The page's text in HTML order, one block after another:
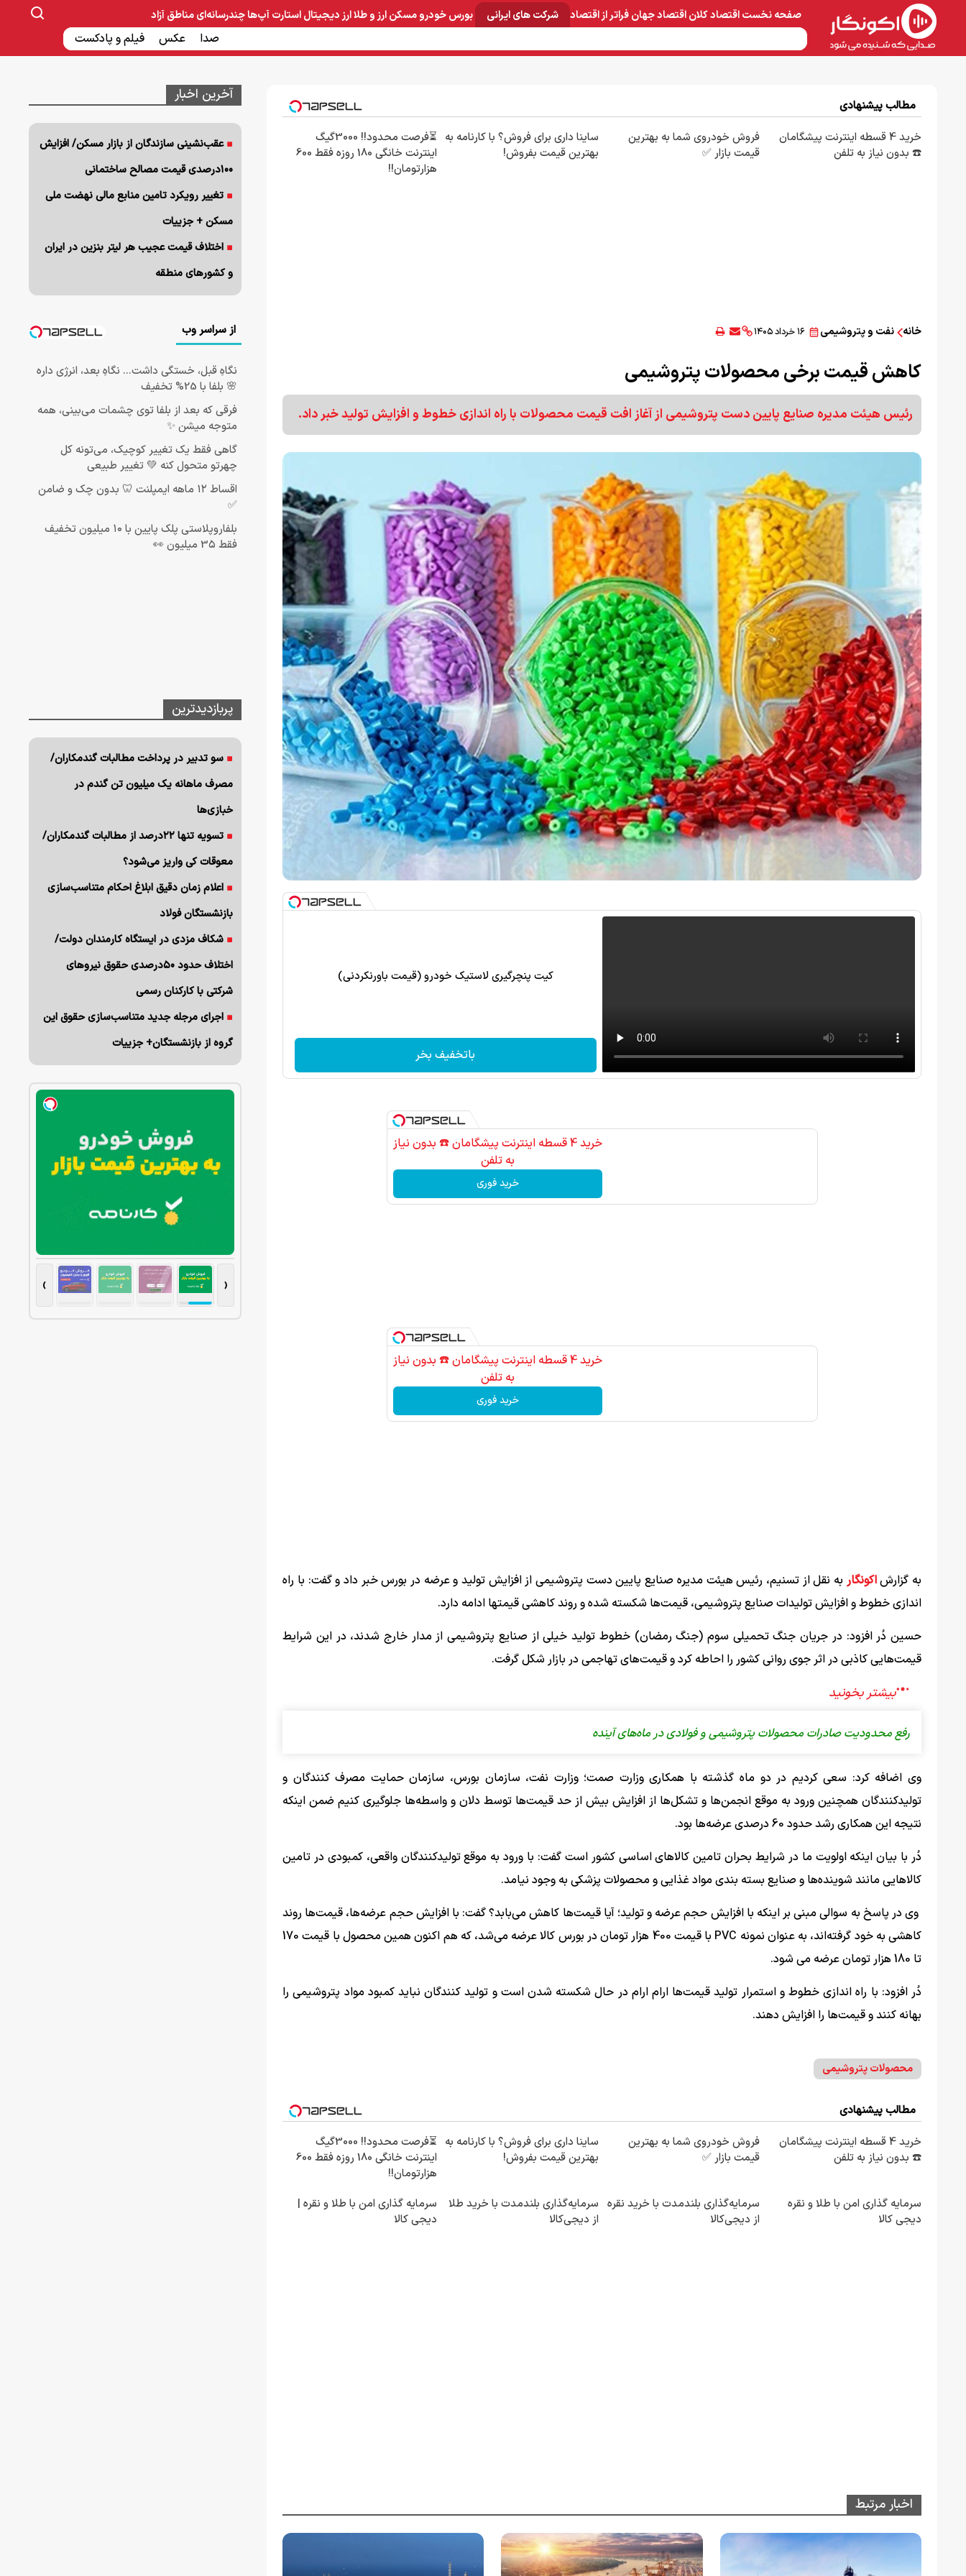
صفحه نخستاقتصاد کلاناقتصاد جهانفراتر از اقتصاد شرکت های ایرانی
صنایع غذایی و دارویی ساخت و ساز بانک و بیمه
بورسخودرومسکنارز و طلاارز دیجیتالاستارت آپ‌هاچندرسانه‌ای
صدا عکس فیلم و پادکست
مناطق آزاد
مطالب پیشنهادی
خرید 4 قسطه اینترنت پیشگامان
☎️ بدون نیاز به تلفن
فروش خودروی شما به بهترین
قیمت بازار ✅
ساینا داری برای فروش؟ با کارنامه به
بهترین قیمت بفروش!
⏳فرصت محدود!! 3000گیگ
اینترنت خانگی 180 روزه فقط 600
هزارتومان!!
خانه نفت و پتروشیمی ۱۶ خرداد ۱۴۰۵
کاهش قیمت برخی محصولات پتروشیمی
رئیس هیئت مدیره صنایع پایین دست پتروشیمی از آغاز افت قیمت محصولات با راه اندازی خطوط و افزایش تولید خبر داد.
کیت پنچرگیری لاستیک خودرو (قیمت باورنکردنی)
باتخفیف بخر
خرید 4 قسطه اینترنت پیشگامان ☎️ بدون نیاز
به تلفن
خرید فوری
خرید 4 قسطه اینترنت پیشگامان ☎️ بدون نیاز
به تلفن
خرید فوری
به گزارشاکونگار به نقل از تسنیم، رئیس هیئت مدیره صنایع پایین دست پتروشیمی از افزایش تولید و عرضه در بورس خبر داد و گفت: با راه
اندازی خطوط و افزایش تولیدات صنایع پتروشیمی، قیمت‌ها شکسته شده و روند کاهشی قیمتها ادامه دارد.
حسین دُر افزود: در جریان جنگ تحمیلی سوم (جنگ رمضان) خطوط تولید خیلی از صنایع پتروشیمی از مدار خارج شدند، در این شرایط
قیمت‌هایی کاذبی در اثر جوی روانی کشور را احاطه کرد و قیمت‌های تهاجمی در بازار شکل گرفت.
رفع محدودیت‌ صادرات محصولات پتروشیمی و فولادی در ماه‌های آینده
وی اضافه کرد: سعی کردیم در دو ماه گذشته با همکاری وزارت صمت؛ وزارت نفت، سازمان بورس، سازمان حمایت مصرف کنندگان و
تولیدکنندگان همچنین ورود به موقع انجمن‌ها و تشکل‌ها از افزایش بیش از حد قیمت‌ها توسط دلان و واسطه‌ها جلوگیری کنیم ضمن اینکه
نتیجه این همکاری رشد حدود 60 درصدی عرضه‌ها بود.
دُر با بیان اینکه اولویت ما در شرایط بحران تامین کالا‌های اساسی کشور است گفت: با ورود به موقع تولیدکنندگان واقعی، کمبودی در تامین
کالا‌هایی مانند شوینده‌ها و صنایع بسته بندی مواد غذایی و محصولات پزشکی به وجود نیامد.
وی در پاسخ به سوالی مبنی بر اینکه با افزایش حجم عرضه و تولید؛ آیا قیمت‌ها کاهش می‌بابد؟ گفت: با افزایش حجم عرضه‌ها، قیمت‌ها روند
کاهشی به خود گرفته‌اند، به عنوان نمونه PVC با قیمت 400 هزار تومان در بورس کالا عرضه می‌شد، که هم اکنون همین محصول با قیمت 170
تا 180 هزار تومان عرضه می شود.
دُر افزود: با راه اندازی خطوط و استمرار تولید قیمت‌ها ارام ارام در حال شکسته شدن است و تولید کنندگان نباید کمبود مواد پتروشیمی را
بهانه کنند و قیمت‌ها را افزایش دهند.
محصولات پتروشیمی
مطالب پیشنهادی
خرید 4 قسطه اینترنت پیشگامان
☎️ بدون نیاز به تلفن
فروش خودروی شما به بهترین
قیمت بازار ✅
ساینا داری برای فروش؟ با کارنامه به
بهترین قیمت بفروش!
⏳فرصت محدود!! 3000گیگ
اینترنت خانگی 180 روزه فقط 600
هزارتومان!!
سرمایه گذاری امن با طلا و نقره
دیجی کالا
سرمایه‌گذاری بلندمدت با خرید نقره
از دیجی‌کالا
سرمایه‌گذاری بلندمدت با خرید طلا
از دیجی‌کالا
سرمایه گذاری امن با طلا و نقره |
دیجی کالا
اخبار مرتبط
آخرین اخبار
عقب‌نشینی سازندگان از بازار مسکن/ افزایش
۱۰۰درصدی قیمت مصالح ساختمانی
تغییر رویکرد تامین منابع مالی نهضت ملی
مسکن + جزییات
اختلاف قیمت عجیب هر لیتر بنزین در ایران
و کشورهای منطقه
از سراسر وب
نگاهِ قبل، خستگی داشت... نگاهِ بعد، انرژی داره
🌸 بلفا با 25% تخفیف
فرقی که بعد از بلفا توی چشمات می‌بینی، همه
متوجه میشن ✨
گاهی فقط یک تغییر کوچیک، می‌تونه کل
چهرتو متحول کنه 💚 تغییر طبیعی
اقساط ۱۲ ماهه ایمپلنت 🦷 بدون چک و ضامن
✅
بلفاروپلاستی پلک پایین با ۱۰ میلیون تخفیف
فقط 3۵ میلیون 👀
پربازدیدترین
سو تدبیر در پرداخت مطالبات گندمکاران/
مصرف ماهانه یک میلیون تن گندم در
خبازی‌ها
تسویه تنها ۲۲درصد از مطالبات گندمکاران/
معوقات کی واریز می‌شود؟
اعلام زمان دقیق ابلاغ احکام متناسب‌سازی
بازنشستگان فولاد
شکاف مزدی در ایستگاه کارمندان دولت/
اختلاف حدود ۵۰درصدی حقوق نیروهای
شرکتی با کارکنان رسمی
اجرای مرجله جدید متناسب‌سازی حقوق این
گروه از بازنشستگان+ جزییات
‹
›